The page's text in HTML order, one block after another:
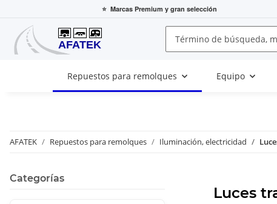
⭐ Marcas Premium y gran selección
Repuestos para remolques Equipo
AFATEK Repuestos para remolques Iluminación, electricidad
Luces
Categorías